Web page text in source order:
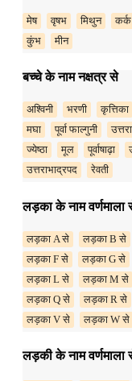
मेष वृषभ मिथुन कर्क
कुंभ
मीन
बच्चे के नाम नक्षत्र से
अश्विनी भरणी कृत्तिका
मघा
पूर्वा फाल्गुनी
ज्येष्ठा
मूल पूर्वाषाढ़ा
उत्तराभाद्रपद
रेवती
लड़का के नाम वर्णमाला
लड़का A से लड़का B से
लड़का F से
लड़का G से
लड़का L से
लड़का M से
लड़का Q से
लड़का R से
लड़का V से
लड़का W से
लड़की के नाम वर्णमाला